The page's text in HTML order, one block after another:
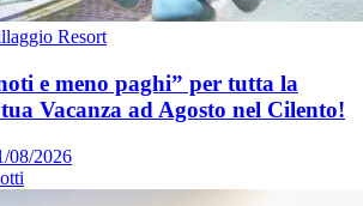
Resort
e meno paghi” per tutta la
Vacanza ad Agosto nel Cilento!
08/2026